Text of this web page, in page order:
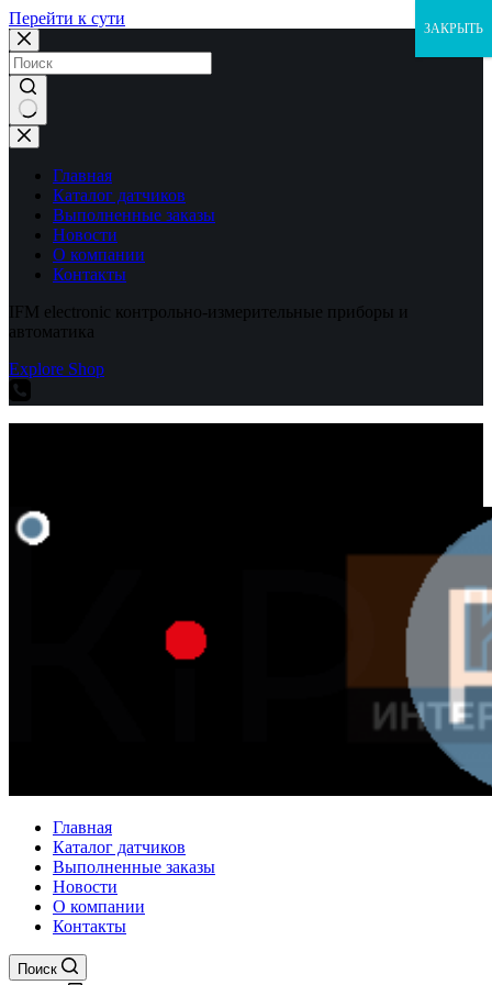
Перейти к сути
Ничего
не
найденоГлавная
Каталог датчиков
Выполненные заказы
Новости
О компании
Контакты
IFM electronic контрольно-измерительные приборы и
автоматика
Explore Shop
Главная
Каталог датчиков
Выполненные заказы
Новости
О компании
Контакты
Поиск
ЗАКРЫТЬ